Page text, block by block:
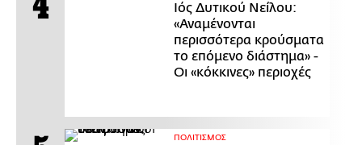
Ιός Δυτικού Νείλου:
«Αναμένονται
περισσότερα κρούσματα
το επόμενο διάστημα» -
Οι «κόκκινες» περιοχές
ΠΟΛΙΤΙΣΜΟΣ